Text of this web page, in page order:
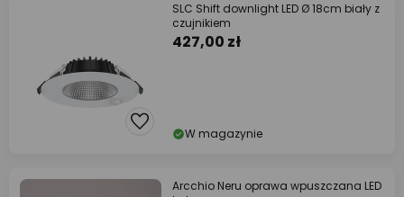
SLC Shift downlight LED Ø 18cm biały z
czujnikiem
427,00 zł
W magazynie
Arcchio Neru oprawa wpuszczana LED